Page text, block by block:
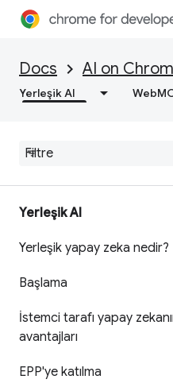
Docs AI on
Yerleşik AI
Yerleşik AI
Yerleşik yapay zeka nedir?
Başlama
İstemci tarafı yapay
avantajları
EPP'ye katılma